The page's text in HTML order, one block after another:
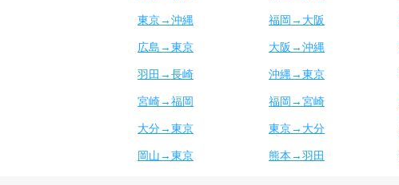
東京→沖縄 福岡→大阪
広島→東京 大阪→沖縄
羽田→長崎 沖縄→東京
宮崎→福岡 福岡→宮崎
大分→東京 東京→大分
岡山→東京 熊本→羽田